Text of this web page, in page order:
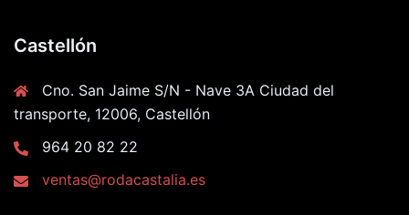
Castellón
Cno. San Jaime S/N - Nave 3A Ciudad del
transporte, 12006, Castellón
964 20 82 22
ventas@rodacastalia.es